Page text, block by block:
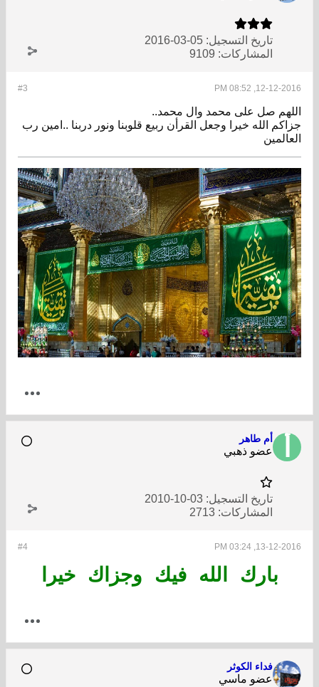
تاريخ التسجيل: 05-03-2016
المشاركات: 9109
#3 12-12-2016, 08:52 PM
اللهم صل على محمد وال محمد..
جزاكم الله خيرا وجعل القرأن ربيع قلوبنا ونور دربنا ..امين رب
العالمين
أم طاهر
عضو ذهبي
تاريخ التسجيل: 03-10-2010
المشاركات: 2713
#4 13-12-2016, 03:24 PM
بارك الله فيك وجزاك خيرا
فداء الكوثر
عضو ماسي